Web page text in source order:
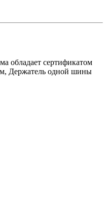
обладает сертификатом
Держатель одной шины